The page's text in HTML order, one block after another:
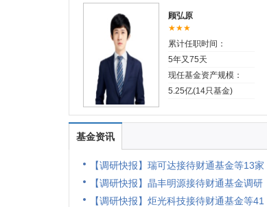
顾弘原
★★★
累计任职时间：
5年又75天
现任基金资产规模：
5.25亿(14只基金)
基金资讯
【调研快报】瑞可达接待财通基金等13家
【调研快报】晶丰明源接待财通基金调研
【调研快报】炬光科技接待财通基金等41